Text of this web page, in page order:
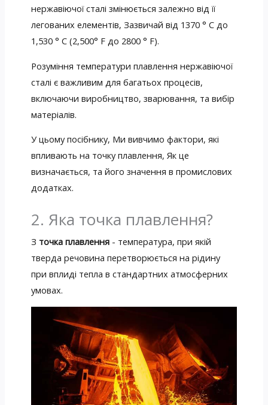
нержавіючої сталі змінюється залежно від її
легованих елементів, Зазвичай від 1370 ° С до
1,530 ° C (2,500° F до 2800 ° F).
Розуміння температури плавлення нержавіючої
сталі є важливим для багатьох процесів,
включаючи виробництво, зварювання, та вибір
матеріалів.
У цьому посібнику, Ми вивчимо фактори, які
впливають на точку плавлення, Як це
визначається, та його значення в промислових
додатках.
2. Яка точка плавлення?
З точка плавлення- температура, при якій
тверда речовина перетворюється на рідину
при вплиді тепла в стандартних атмосферних
умовах.